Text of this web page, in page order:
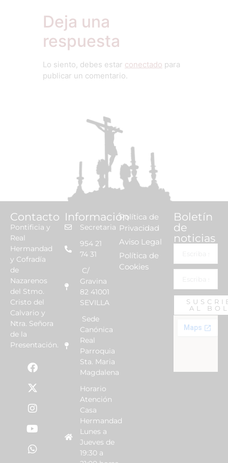
Deja una
respuesta
Lo siento, debes estar conectado para
publicar un comentario.
Contacto
Pontificia y
Real
Hermandad
y Cofradía
de
Nazarenos
del Stmo.
Cristo del
Calvario y
Ntra. Señora
de la
Presentación.
Información
Secretaria
954 21
74 31
C/
Gravina
82 41001
SEVILLA
Sede
Canónica
Real
Parroquia
Sta. Maria
Magdalena
Horario
Atención
Casa
Hermandad
Lunes a
Jueves de
19:30 a
Política de
Privacidad
Aviso Legal
Política de
Cookies
Boletín
de
noticias
AL